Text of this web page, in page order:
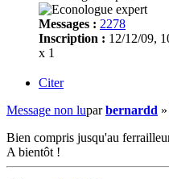
Messages : 2278
Inscription : 12/12/09,
x 1
Citer
Message non luparbernardd »
Bien compris jusqu'au
A bientôt !